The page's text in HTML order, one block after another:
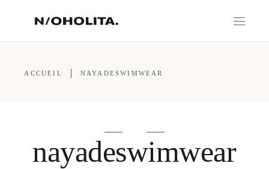
ACCUEIL NAYADESWIMWEAR
nayadeswimwear